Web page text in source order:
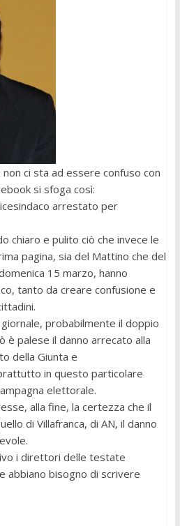
non ci sta ad essere confuso con
si sfoga così:
arrestato per
chiaro e pulito ciò che invece le
pagina, sia del Mattino che del
15 marzo, hanno
tanto da creare confusione e
probabilmente il doppio
è palese il danno arrecato alla
della Giunta e
in questo particolare
elettorale.
alla fine, la certezza che il
di Villafranca, di AN, il danno
i direttori delle testate
abbiano bisogno di scrivere